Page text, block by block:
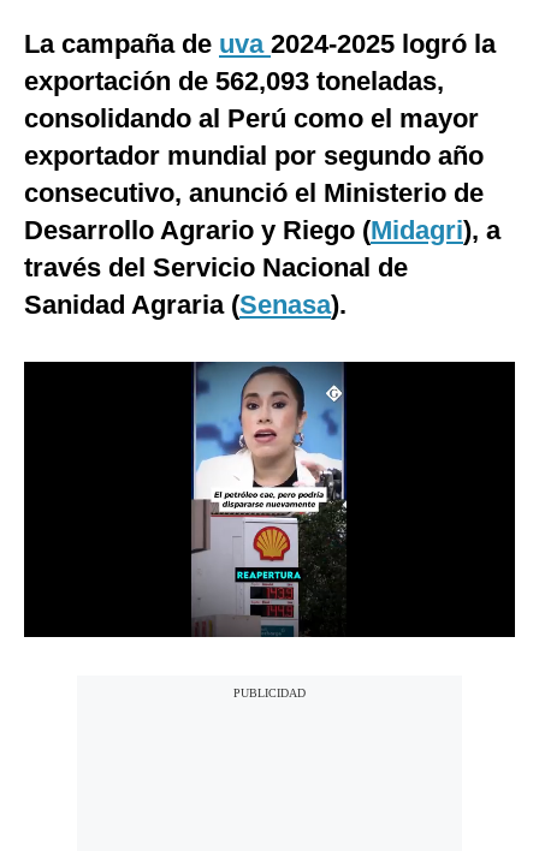
México
España
Internacional
Tecnología
Club del Suscriptor
Mix
La campaña de uva 2024-2025 logró la
exportación de 562,093 toneladas,
consolidando al Perú como el mayor
exportador mundial por segundo año
consecutivo, anunció el Ministerio de
Desarrollo Agrario y Riego (Midagri), a
través del Servicio Nacional de
Sanidad Agraria (Senasa).